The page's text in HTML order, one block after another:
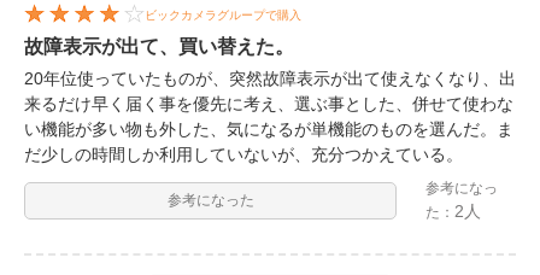
ビックカメラグループで購入
故障表示が出て、買い替えた。
20年位使っていたものが、突然故障表示が出て使えなくなり、出
来るだけ早く届く事を優先に考え、選ぶ事とした、併せて使わな
い機能が多い物も外した、気になるが単機能のものを選んだ。ま
だ少しの時間しか利用していないが、充分つかえている。
参考になった
参考になっ
た：2人